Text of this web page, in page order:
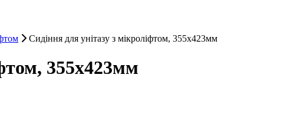
Сидіння для унітазу з мікроліфтом, 355х423мм
355х423мм